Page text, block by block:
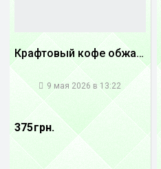
Крафтовый кофе обжареный купаж арабики 5...
9 мая 2026 в 13:22
375 грн.